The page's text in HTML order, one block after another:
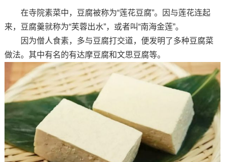
在寺院素菜中，豆腐被称为“莲花豆腐”。因与莲花连起
来，豆腐羹就称为“芙蓉出水”，或者叫“南海金莲”。
因为僧人食素，多与豆腐打交道，便发明了多种豆腐菜
做法。其中有名的有达摩豆腐和文思豆腐等。